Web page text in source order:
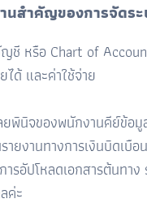
สำคัญของการจัดระ
ชี หรือ Chart of
ด้ และค่าใช้จ่าย
พินิจของพนักงานคีย์ข้อ
ายงานทางการเงินบิดเ
ารอัปโหลดเอกสารต้น
ค่ะ